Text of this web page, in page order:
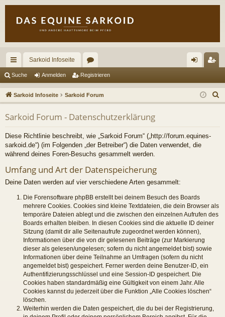
ch
ne
llz
ug
riff
Sarkoid Infoseite
or
en m
el
n
ist
rie
Suche Anmelden Registrieren
Sarkoid Infoseite Sarkoid Forum
u
Sarkoid Forum - Datenschutzerklärung
Diese Richtlinie beschreibt, wie „Sarkoid Forum“ („http://forum.equines-
sarkoid.de“) (im Folgenden „der Betreiber“) die Daten verwendet, die
während deines Foren-Besuchs gesammelt werden.
Umfang und Art der Datenspeicherung
Deine Daten werden auf vier verschiedene Arten gesammelt:
Die Forensoftware phpBB erstellt bei deinem Besuch des Boards
mehrere Cookies. Cookies sind kleine Textdateien, die dein Browser als
temporäre Dateien ablegt und die zwischen den einzelnen Aufrufen des
Boards erhalten bleiben. In diesen Cookies sind die aktuelle ID deiner
Sitzung (damit dir alle Seitenaufrufe zugeordnet werden können),
Informationen über die von dir gelesenen Beiträge (zur Markierung
dieser als gelesen/ungelesen; sofern du nicht angemeldet bist) sowie
Informationen über deine Teilnahme an Umfragen (sofern du nicht
angemeldet bist) gespeichert. Ferner werden deine Benutzer-ID, ein
Authentifizierungsschlüssel und eine Session-ID gespeichert. Die
Cookies haben standardmäßig eine Gültigkeit von einem Jahr. Alle
Cookies kannst du jederzeit über die Funktion „Alle Cookies löschen“
löschen.
Weiterhin werden die Daten gespeichert, die du bei der Registrierung,